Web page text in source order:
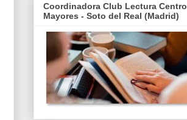
Coordinadora Club Lectura Centro
Mayores - Soto del Real (Madrid)